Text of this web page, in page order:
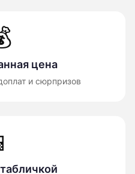
цена
и сюрпризов